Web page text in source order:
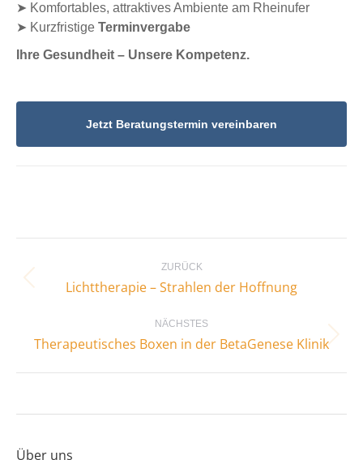
➤ Komfortables, attraktives Ambiente am Rheinufer
➤ Kurzfristige Terminvergabe
Ihre Gesundheit – Unsere Kompetenz.
Jetzt Beratungstermin vereinbaren
ZURÜCK
Vorheriger
Lichttherapie – Strahlen der Hoffnung
NÄCHSTES
Nächster
Therapeutisches Boxen in der BetaGenese Klinik
Über uns